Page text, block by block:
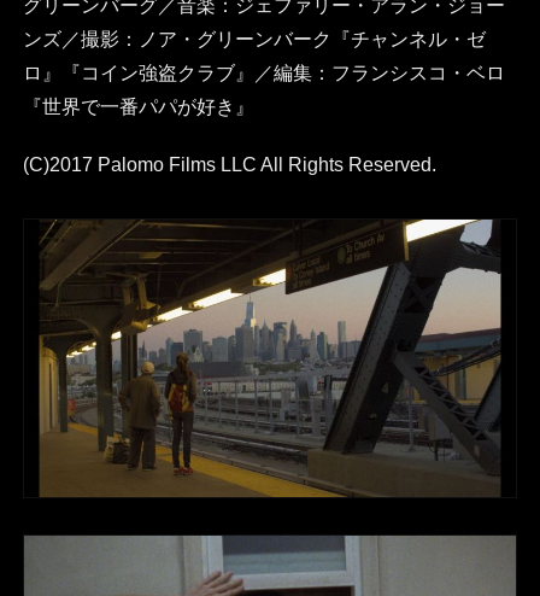
グリーンバーグ／音楽：ジェファリー・アラン・ジョー
ンズ／撮影：ノア・グリーンバーク『チャンネル・ゼ
ロ』『コイン強盗クラブ』／編集：フランシスコ・ベロ
『世界で一番パパが好き』
(C)2017 Palomo Films LLC All Rights Reserved.